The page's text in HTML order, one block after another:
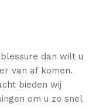
dan wilt u
van af komen.
bieden wij
om u zo snel